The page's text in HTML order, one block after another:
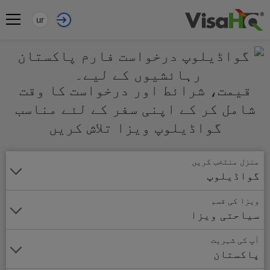
ur
قیمت، شرائط اور درخواست کا وقت
شامل کر کے اپنی سفر کے لئے مناسب
گواڈیلوپ ویزا تلاش کریں
منزل منتخب کریں
گواڈیلوپ
ویزا کی قسم
سیاحتی ویزا
آپ کی شہریت
پاکستان